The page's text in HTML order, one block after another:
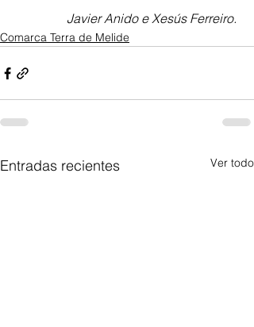
Javier Anido e Xesús Ferreiro.
Comarca Terra de Melide
Entradas recientes Ver todo